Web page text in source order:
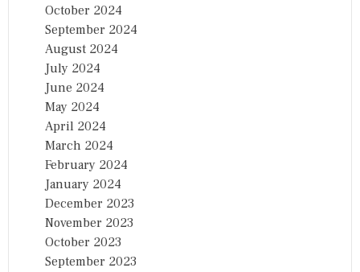
October 2024
September 2024
August 2024
July 2024
June 2024
May 2024
April 2024
March 2024
February 2024
January 2024
December 2023
November 2023
October 2023
September 2023